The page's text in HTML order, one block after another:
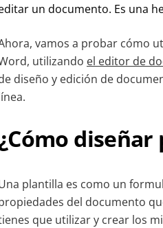
un documento. Es una
vamos a probar cómo
utilizando el editor de
diseño y edición de
plantilla es como un
del documento
que utilizar y crear los